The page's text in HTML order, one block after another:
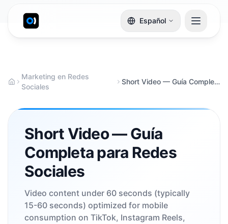
Español
Marketing en Redes
Sociales
Short Video — Guía Completa para Redes Sociales
Short Video — Guía
Completa para Redes
Sociales
Video content under 60 seconds (typically
15-60 seconds) optimized for mobile
consumption on TikTok, Instagram Reels,